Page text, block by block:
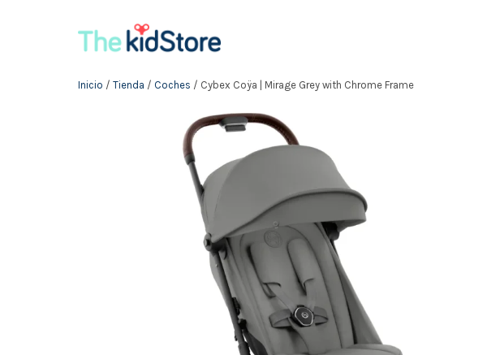
Inicio / Tienda / Coches / Cybex Coÿa | Mirage Grey with Chrome Frame